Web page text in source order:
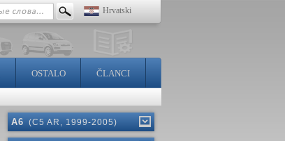
Hrvatski
OSTALO ČLANCI
A6 (C5 AR, 1999-2005)